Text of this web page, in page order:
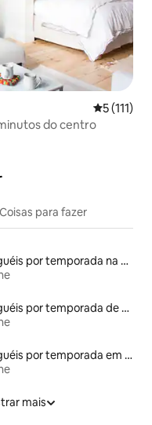
5 de uma
5 (111)
do centro
Coisas para fazer
Aluguéis por temporada na orla
Aluguéis por temporada de celeiros
Aluguéis por temporada em albergue
mais